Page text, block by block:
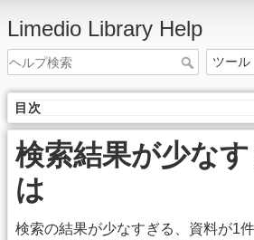
Limedio Library Help
目次
検索結果が少な
は
検索の結果が少なすぎる、資料が1